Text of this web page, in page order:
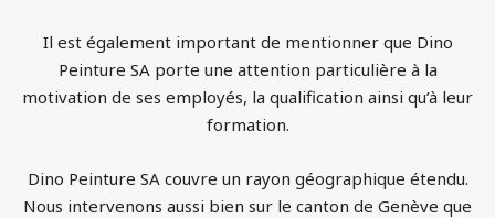
Il est également important de mentionner que Dino
Peinture SA porte une attention particulière à la
motivation de ses employés, la qualification ainsi qu’à leur
formation.
Dino Peinture SA couvre un rayon géographique étendu.
Nous intervenons aussi bien sur le canton de Genève que